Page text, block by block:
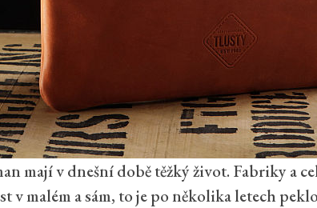
mají v dnešní době těžký život. Fabriky a
v malém a sám, to je po několika letech